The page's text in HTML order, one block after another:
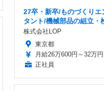
27卒・新卒/ものづくりエ
タント/機械部品の組立・
株式会社LOP
東京都
月給26万600円～32万円
正社員